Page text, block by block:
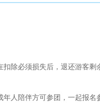
除必须损失后，退还游客剩
人陪伴方可参团，一起报名